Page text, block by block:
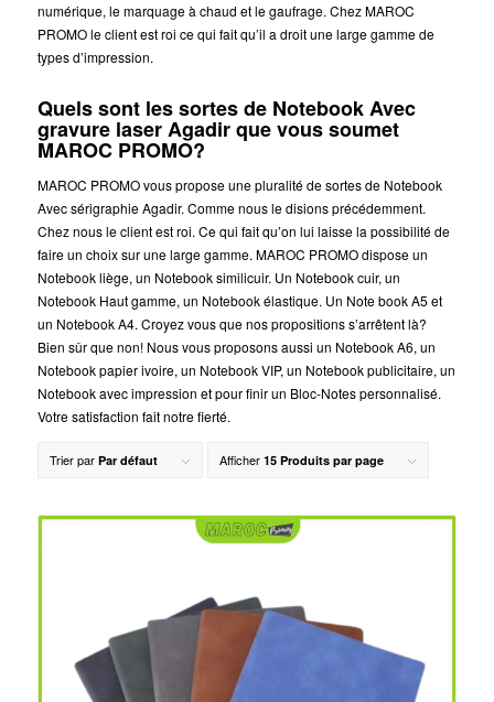
numérique, le marquage à chaud et le gaufrage. Chez MAROC
PROMO le client est roi ce qui fait qu’il a droit une large gamme de
types d’impression.
Quels sont les sortes de Notebook Avec
gravure laser Agadir que vous soumet
MAROC PROMO?
MAROC PROMO vous propose une pluralité de sortes de Notebook
Avec sérigraphie Agadir. Comme nous le disions précédemment.
Chez nous le client est roi. Ce qui fait qu’on lui laisse la possibilité de
faire un choix sur une large gamme. MAROC PROMO dispose un
Notebook liège, un Notebook similicuir. Un Notebook cuir, un
Notebook Haut gamme, un Notebook élastique. Un Note book A5 et
un Notebook A4. Croyez vous que nos propositions s’arrêtent là?
Bien sûr que non! Nous vous proposons aussi un Notebook A6, un
Notebook papier ivoire, un Notebook VIP, un Notebook publicitaire, un
Notebook avec impression et pour finir un Bloc-Notes personnalisé.
Votre satisfaction fait notre fierté.
Trier par Par défaut Afficher 15 Produits par page